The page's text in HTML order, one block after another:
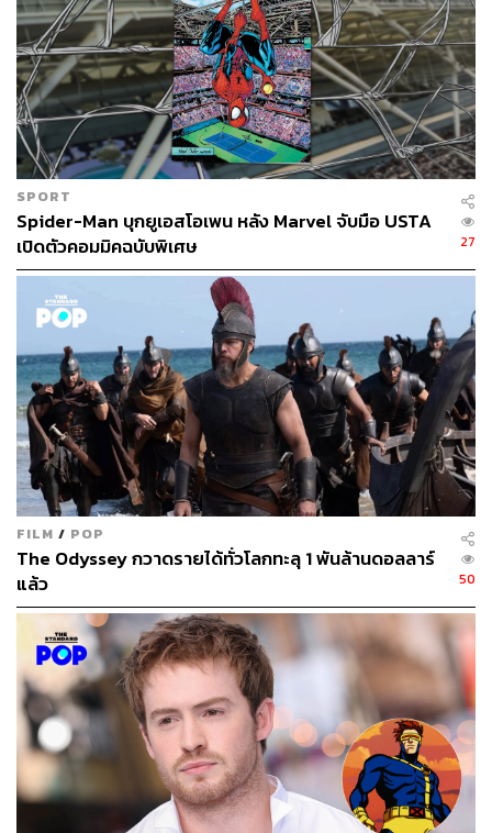
ผู้ชมเพิ่มขึ้นด้วย
ในซีรีส์The Falcon and the Winter Soldierของ Disney+ ผู้
ชมน่าจะสังเกตเห็นถึงธีมของการเหยียดเชื้อชาติอย่างเป็น
ระบบและการเลือกปฏิบัติต่อคนผิวดำ ก่อนที่ฟอลคอน หรือ
แซม วิลสัน จะตัดสินใจสืบทอดเจตนารมณ์ของกัปตันอเมริกา
ต่อจาก สตีฟ โรเจอร์ส เรายังได้เห็นถึงความปั่นป่วนภายใน
จิตใจของซูเปอร์ฮีโร่ผิวดำผู้นี้ที่บอกว่า
SPORT
Spider-Man บุกยูเอสโอเพน หลัง Marvel จับมือ USTA
เปิดตัวคอมมิคฉบับพิเศษ
27
FILM / POP
The Odyssey กวาดรายได้ทั่วโลกทะลุ 1 พันล้านดอลลาร์
แล้ว
50